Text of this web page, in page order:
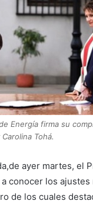
Energía firma su
Tohá.
ayer martes, el
conocer los ajustes
de los cuales